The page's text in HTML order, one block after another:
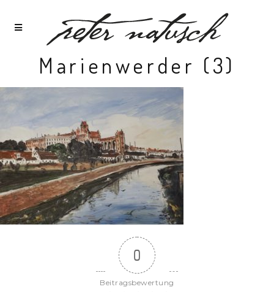
Marienwerder (3)
0
Beitragsbewertung